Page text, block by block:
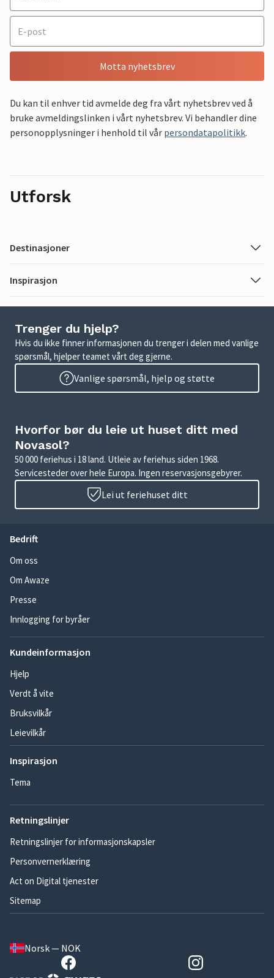
Motta nyhetsbrev
Du kan til enhver tid avmelde deg fra vårt nyhetsbrev ved å
bruke avmeldingslinken i vårt nyhetsbrev. Vi behandler dine
personopplysninger i henhold til vår persondatapolitikk.
Utforsk
Destinasjoner
Inspirasjon
Trenger du hjelp?
Hvis du ikke finner informasjonen du trenger i delen med vanlige
spørsmål, hjelper teamet vårt deg gjerne.
Vanlige spørsmål, hjelp og støtte
Hvorfor bør du leie ut huset ditt med
Novasol?
50 000 feriehus i 18 land. Utleie av feriehus siden 1968.
Servicesteder over hele Europa. Ingen reservasjonsgebyrer.
Lei ut feriehuset ditt
Bedrift
Om oss
Om Awaze
Presse
Innlogging for byråer
Kundeinformasjon
Hjelp
Verdt å vite
Bruksvilkår
Leievilkår
Inspirasjon
Tema
Retningslinjer
Retningslinjer for informasjonskapsler
Personvernerklæring
Act on Digital tjenester
Sitemap
Norsk — NOK